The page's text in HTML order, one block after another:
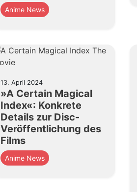
Anime News
13. April 2024
»A Certain Magical
Index«: Konkrete
Details zur Disc-
Veröffentlichung des
Films
Anime News